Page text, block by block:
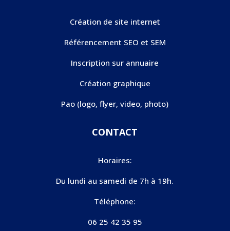
Création de site internet
Référencement SEO et SEM
Inscription sur annuaire
Création graphique
Pao (logo, flyer, video, photo)
CONTACT
Horaires:
Du lundi au samedi de 7h à 19h.
Téléphone:
06 25 42 35 95